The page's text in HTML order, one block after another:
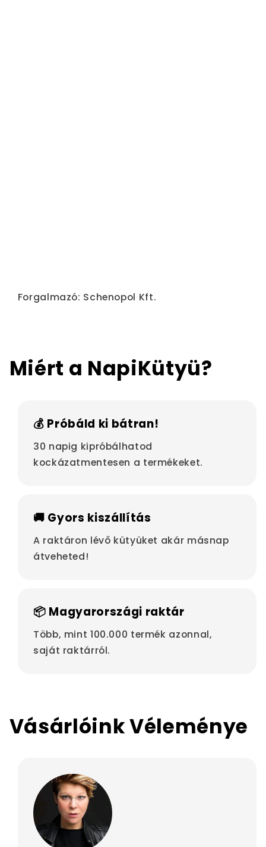
Forgalmazó: Schenopol Kft.
Miért a NapiKütyü?
💰 Próbáld ki bátran!
30 napig kipróbálhatod
kockázatmentesen a termékeket.
🚚 Gyors kiszállítás
A raktáron lévő kütyüket akár másnap
átveheted!
📦 Magyarországi raktár
Több, mint 100.000 termék azonnal,
saját raktárról.
Vásárlóink Véleménye